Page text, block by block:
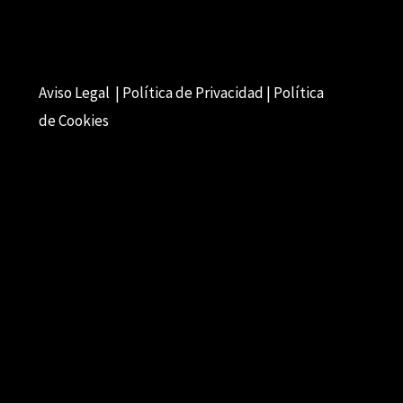
Aviso Legal | Política de Privacidad | Política
de Cookies